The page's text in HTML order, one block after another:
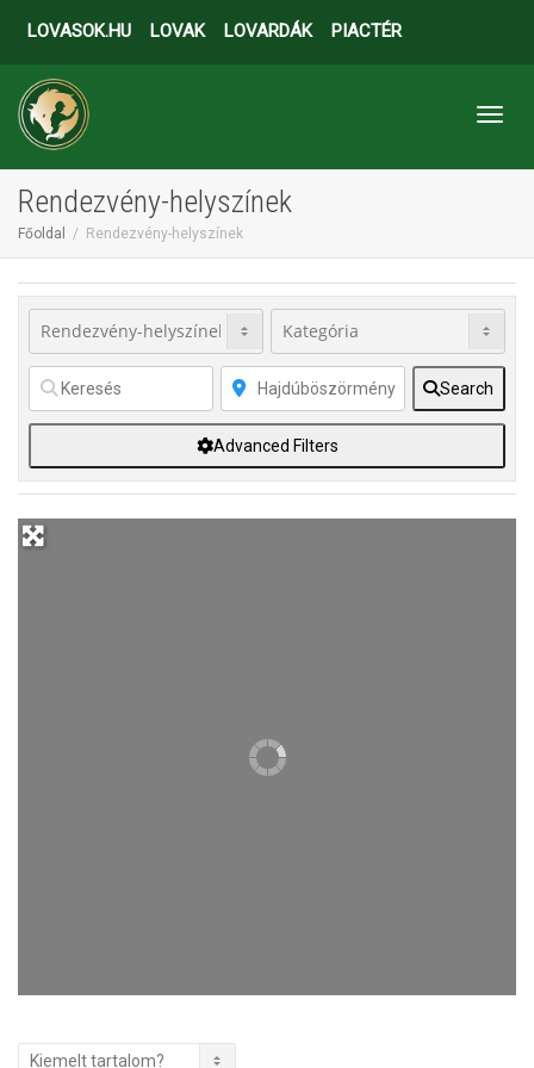
LOVASOK.HU LOVAK LOVARDÁK PIACTÉR
Rendezvény-helyszínek
Főoldal Rendezvény-helyszínek
Search
Advanced Filters